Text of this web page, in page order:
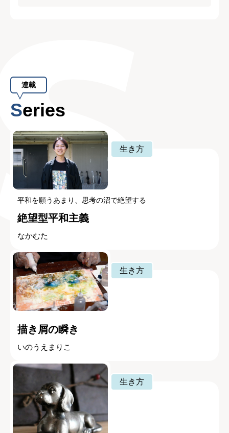
連載
Series
生き方
平和を願うあまり、思考の沼で絶望する
絶望型平和主義
なかむた
生き方
描き屑の瞬き
いのうえまりこ
生き方